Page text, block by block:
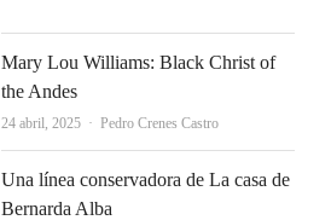
Mary Lou Williams: Black Christ of
the Andes
24 abril, 2025 Autor
Pedro Crenes Castro
Una línea conservadora de La casa de
Bernarda Alba